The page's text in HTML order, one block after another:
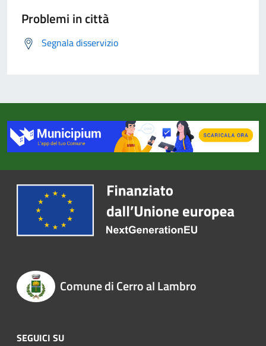
Problemi in città
Segnala disservizio
Comune di Cerro al Lambro
SEGUICI SU